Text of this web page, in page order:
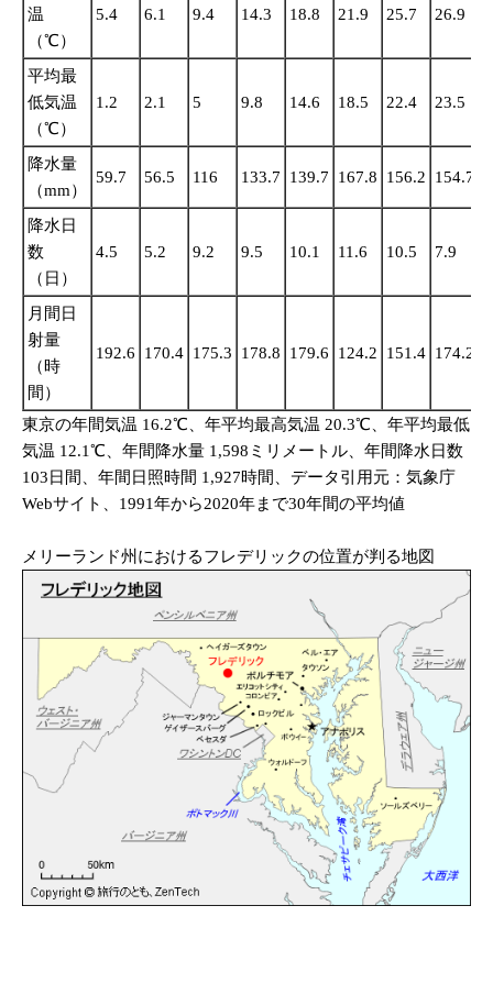
温
（℃）
5.4 6.1 9.4 14.3 18.8 21.9 25.7 26.9
平均最
低気温
（℃）
1.2 2.1 5 9.8 14.6 18.5 22.4 23.5
降水量
（mm）
59.7 56.5 116 133.7 139.7 167.8 156.2 154.7
降水日
数
（日）
4.5 5.2 9.2 9.5 10.1 11.6 10.5 7.9
月間日
射量
（時
間）
192.6 170.4 175.3 178.8 179.6 124.2 151.4 174.2
東京の年間気温 16.2℃、年平均最高気温 20.3℃、年平均最低
気温 12.1℃、年間降水量 1,598ミリメートル、年間降水日数
103日間、年間日照時間 1,927時間、データ引用元：気象庁
Webサイト、1991年から2020年まで30年間の平均値
メリーランド州におけるフレデリックの位置が判る地図